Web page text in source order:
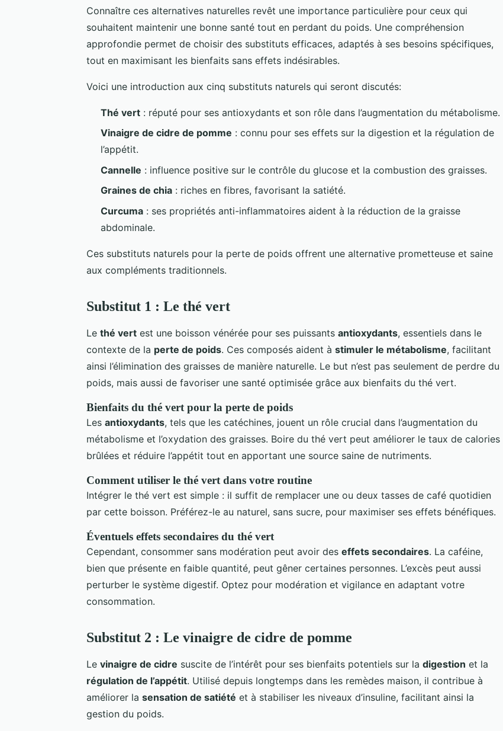
Connaître ces alternatives naturelles revêt une importance particulière pour ceux qui
souhaitent maintenir une bonne santé tout en perdant du poids. Une compréhension
approfondie permet de choisir des substituts efficaces, adaptés à ses besoins spécifiques,
tout en maximisant les bienfaits sans effets indésirables.
Voici une introduction aux cinq substituts naturels qui seront discutés:
Thé vert : réputé pour ses antioxydants et son rôle dans l’augmentation du métabolisme.
Vinaigre de cidre de pomme : connu pour ses effets sur la digestion et la régulation de
l’appétit.
Cannelle : influence positive sur le contrôle du glucose et la combustion des graisses.
Graines de chia : riches en fibres, favorisant la satiété.
Curcuma : ses propriétés anti-inflammatoires aident à la réduction de la graisse
abdominale.
Ces substituts naturels pour la perte de poids offrent une alternative prometteuse et saine
aux compléments traditionnels.
Substitut 1 : Le thé vert
Le thé vert est une boisson vénérée pour ses puissants antioxydants, essentiels dans le
contexte de la perte de poids. Ces composés aident à stimuler le métabolisme, facilitant
ainsi l’élimination des graisses de manière naturelle. Le but n’est pas seulement de perdre du
poids, mais aussi de favoriser une santé optimisée grâce aux bienfaits du thé vert.
Bienfaits du thé vert pour la perte de poids
Les antioxydants, tels que les catéchines, jouent un rôle crucial dans l’augmentation du
métabolisme et l’oxydation des graisses. Boire du thé vert peut améliorer le taux de calories
brûlées et réduire l’appétit tout en apportant une source saine de nutriments.
Comment utiliser le thé vert dans votre routine
Intégrer le thé vert est simple : il suffit de remplacer une ou deux tasses de café quotidien
par cette boisson. Préférez-le au naturel, sans sucre, pour maximiser ses effets bénéfiques.
Éventuels effets secondaires du thé vert
Cependant, consommer sans modération peut avoir des effets secondaires. La caféine,
bien que présente en faible quantité, peut gêner certaines personnes. L’excès peut aussi
perturber le système digestif. Optez pour modération et vigilance en adaptant votre
consommation.
Substitut 2 : Le vinaigre de cidre de pomme
Le vinaigre de cidre suscite de l’intérêt pour ses bienfaits potentiels sur la digestion et la
régulation de l’appétit. Utilisé depuis longtemps dans les remèdes maison, il contribue à
améliorer la sensation de satiété et à stabiliser les niveaux d’insuline, facilitant ainsi la
gestion du poids.